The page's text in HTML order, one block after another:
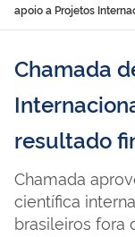
apoio a Projetos
Chamada
resultado
Chamada
científica
brasileiros fora